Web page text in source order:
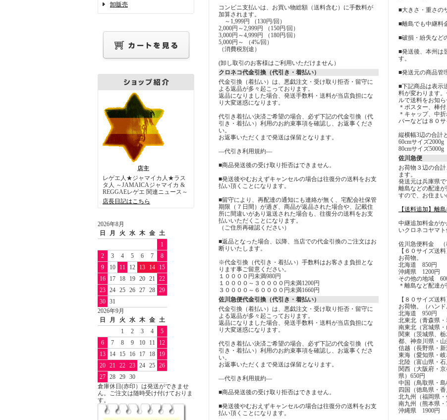
卸販売
店主
レゲエ人★ジャマイカ人★ラス
タ人 ～JAMAICAジャマイカ &
REGGAEレゲエ 関連ニュース～
店長日記はこちら
2026年8月
日
月 火 水 木 金 土
1
2
3 4 5 6 7
8
9
10 11 12 13 14
15
16
17 18 19 20 21
22
23 24 25 26 27 28 29
30 31
2026年9月
日
月 火 水 木 金 土
1
2 3 4
5
6
7 8 9 10 11
12
13
14 15 16 17 18
19
20 21 22 23 24 25 26
27 28 29 30
倉庫休日(赤印）は発送ができませ
ん。ご注文は随時受け付けておりま
す。
コンビニ支払いは、お買い物総額（送料含む）に手数料が
加算されます。
～1,999円 （130円/回）
2,000円～2,999円 （150円/回）
3,000円～4,999円 （180円/回）
5,000円～ （4%/回）
（消費税別途）
(卸し取引のお客様はご利用いただけません）
クロネコ代金引換（代引き・着払い）
代金引換（着払い）は、悪戯注文・受け取り拒否・留守に
よる返品が多々起こっております。
返品になりました場合、発送手数料・送料が当店負担にな
り大変迷惑になります。
代引き着払い決済ご希望の場合、必ず下記の代金引換（代
引き・着払い）利用のお約束事項を確認し、お返事くださ
い。
お返事いただくまで発送は保留となります。
―代引き利用規約―
■商品発送後の受け取り拒否はできません。
■発送後やむおえずキャンセルの場合は往復分の送料をお支
払い頂くことになります。
■留守により、再配達の通知にも連絡が無く、宅配会社保管
期限（７日間）が過ぎ、商品が返品された場合や、記載住
所に間違いがあり返送された場合も、往復分の送料をお支
払いいただくことになります。
（ご住所再確認ください）
■返品となった場合、以降、当店での代金引換のご注文はお
断りいたします。
※代金引換（代引き・着払い）手数料はお客さま負担とな
ります事ご留意ください。
１００００円未満980円
１００００～３００００円未満1200円
３００００～６００００円未満1660円
佐川急便代金引換（代引き・着払い）
代金引換（着払い）は、悪戯注文・受け取り拒否・留守に
よる返品が多々起こっております。
返品になりました場合、発送手数料・送料が当店負担にな
り大変迷惑になります。
代引き着払い決済ご希望の場合、必ず下記の代金引換（代
引き・着払い）利用のお約束事項を確認し、お返事くださ
い。
お返事いただくまで発送は保留となります。
―代引き利用規約―
■商品発送後の受け取り拒否はできません。
■発送後やむおえずキャンセルの場合は往復分の送料をお支
払い頂くことになります。
■大きさ・重さの
■離島でも中継料
■破損・紛失など
■発送後、本州は
す。
■発送元の商品管
■下記商品は表示
料が変わります
ルで送料をお知ら
＊ポスター、棒
＊キャップ、中
バーなどは８０
縦横幅3辺の合計
60cmサイズ2000g
80cmサイズ5000g
佐川急便
お荷物３辺の合
ます。
発送元は兵庫県で
離島などの配達
すので、お住まい
【送料追加】離
中継追加料金が
いクロネコヤマト
佐川急便料金 （
【６０サイズ送
お荷物。
北海道 850円
沖縄県 1200円
その他の地域
＊離島など配達
【８０サイズ送
お荷物。（ハンド
北海道 950円
北東北（青森県
南東北（宮城県
関東（茨城県、
都、神奈川県・山
信越（長野県・新
東海（愛知県・
北陸（富山県・
関西（大阪府・
県）650円
中国（鳥取県・
四国（徳島県・
北九州（福岡県
南九州（熊本県
沖縄県 1900円